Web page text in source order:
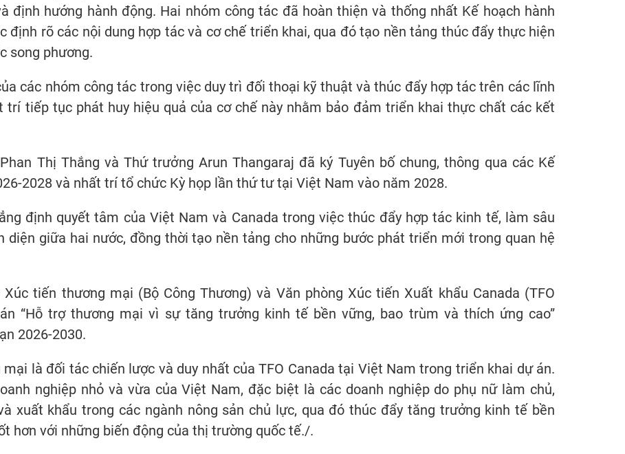
định hướng hành động. Hai nhóm công tác đã hoàn thiện và thống nhất Kế hoạch hành
định rõ các nội dung hợp tác và cơ chế triển khai, qua đó tạo nền tảng thúc đẩy thực hiện
song phương.
các nhóm công tác trong việc duy trì đối thoại kỹ thuật và thúc đẩy hợp tác trên các lĩnh
tiếp tục phát huy hiệu quả của cơ chế này nhằm bảo đảm triển khai thực chất các kết
Thị Thắng và Thứ trưởng Arun Thangaraj đã ký Tuyên bố chung, thông qua các Kế
2028 và nhất trí tổ chức Kỳ họp lần thứ tư tại Việt Nam vào năm 2028.
định quyết tâm của Việt Nam và Canada trong việc thúc đẩy hợp tác kinh tế, làm sâu
diện giữa hai nước, đồng thời tạo nền tảng cho những bước phát triển mới trong quan hệ
tiến thương mại (Bộ Công Thương) và Văn phòng Xúc tiến Xuất khẩu Canada (TFO
“Hỗ trợ thương mại vì sự tăng trưởng kinh tế bền vững, bao trùm và thích ứng cao”
2026-2030.
là đối tác chiến lược và duy nhất của TFO Canada tại Việt Nam trong triển khai dự án.
nghiệp nhỏ và vừa của Việt Nam, đặc biệt là các doanh nghiệp do phụ nữ làm chủ,
xuất khẩu trong các ngành nông sản chủ lực, qua đó thúc đẩy tăng trưởng kinh tế bền
hơn với những biến động của thị trường quốc tế./.